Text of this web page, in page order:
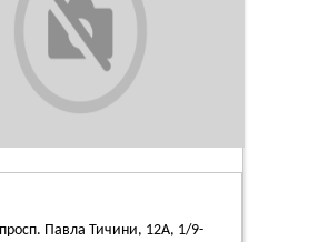
Павла Тичини, 12А, 1/9-